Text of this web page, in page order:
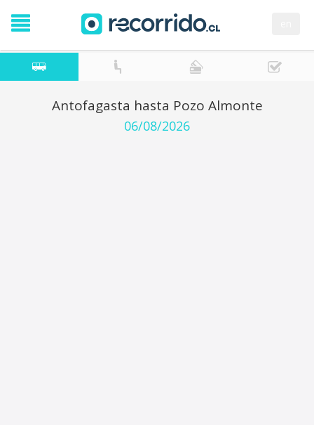
Antofagasta hasta Pozo Almonte
06/08/2026